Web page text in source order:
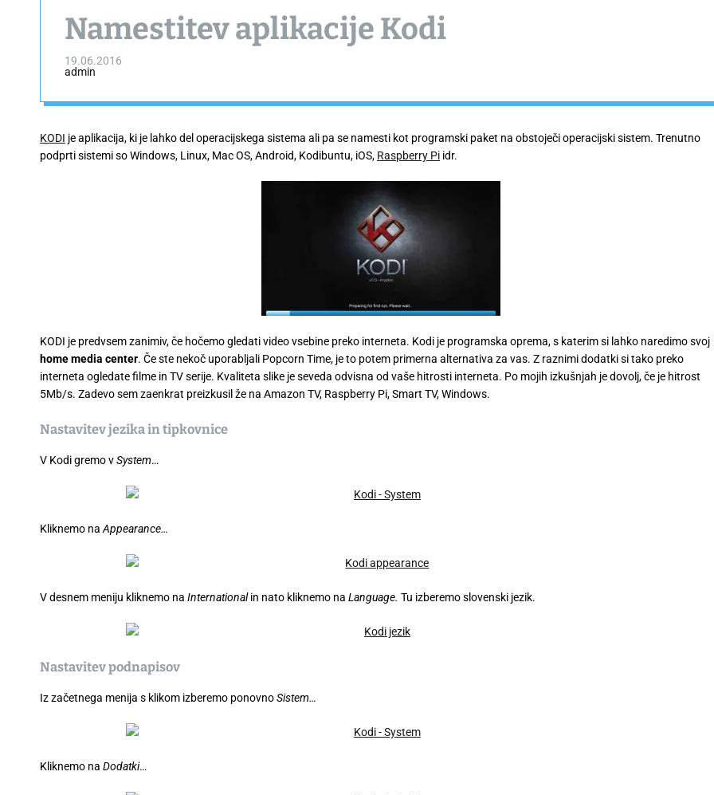
Namestitev aplikacije Kodi
19.06.2016
admin
KODI je aplikacija, ki je lahko del operacijskega sistema ali pa se namesti kot programski paket na obstoječi operacijski sistem. Trenutno
podprti sistemi so Windows, Linux, Mac OS, Android, Kodibuntu, iOS, Raspberry Pi idr.
KODI je predvsem zanimiv, če hočemo gledati video vsebine preko interneta. Kodi je programska oprema, s katerim si lahko naredimo svoj
home media center. Če ste nekoč uporabljali Popcorn Time, je to potem primerna alternativa za vas. Z raznimi dodatki si tako preko
interneta ogledate filme in TV serije. Kvaliteta slike je seveda odvisna od vaše hitrosti interneta. Po mojih izkušnjah je dovolj, če je hitrost
5Mb/s. Zadevo sem zaenkrat preizkusil že na Amazon TV, Raspberry Pi, Smart TV, Windows.
Nastavitev jezika in tipkovnice
V Kodi gremo vSystem…
Kliknemo na Appearance…
V desnem meniju kliknemo na Internationalin nato kliknemo na Language. Tu izberemo slovenski jezik.
Nastavitev podnapisov
Iz začetnega menija s klikom izberemo ponovnoSistem…
Kliknemo na Dodatki…